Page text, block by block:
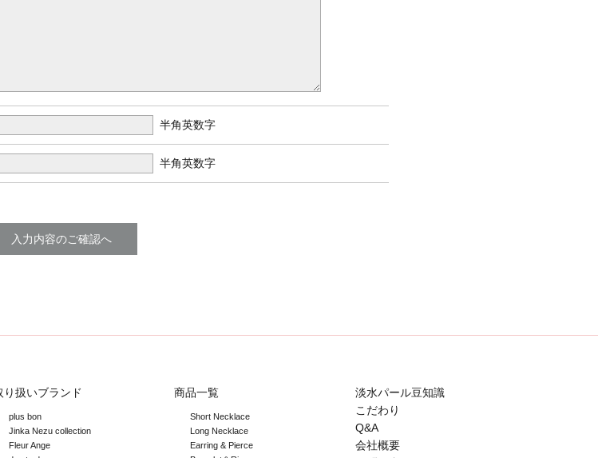
半角英数字
半角英数字
り扱いブランド
plus bon
Jinka Nezu collection
Fleur Ange
商品一覧
Short Necklace
Long Necklace
Earring & Pierce
淡水パール豆知識
こだわり
Q&A
会社概要